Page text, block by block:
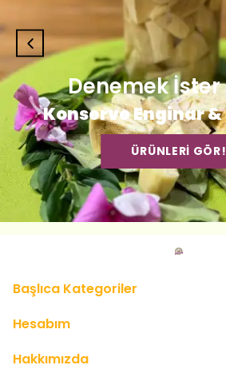
Denemek İster
Konserve Enginar &
ÜRÜNLERİ GÖR!
Başlıca Kategoriler
Hesabım
Hakkımızda